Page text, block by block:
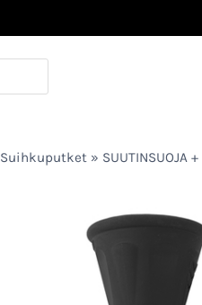
Suihkuputket » SUUTINSUOJA